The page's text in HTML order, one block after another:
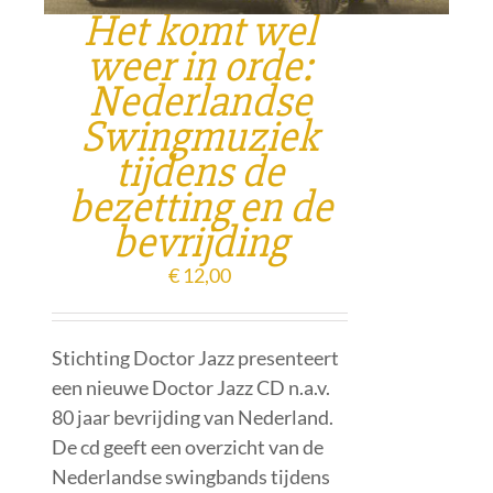
Het komt wel
weer in orde:
Nederlandse
Swingmuziek
tijdens de
bezetting en de
bevrijding
€ 12,00
Stichting Doctor Jazz presenteert
een nieuwe Doctor Jazz CD n.a.v.
80 jaar bevrijding van Nederland.
De cd geeft een overzicht van de
Nederlandse swingbands tijdens